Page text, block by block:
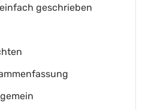
geschrieben